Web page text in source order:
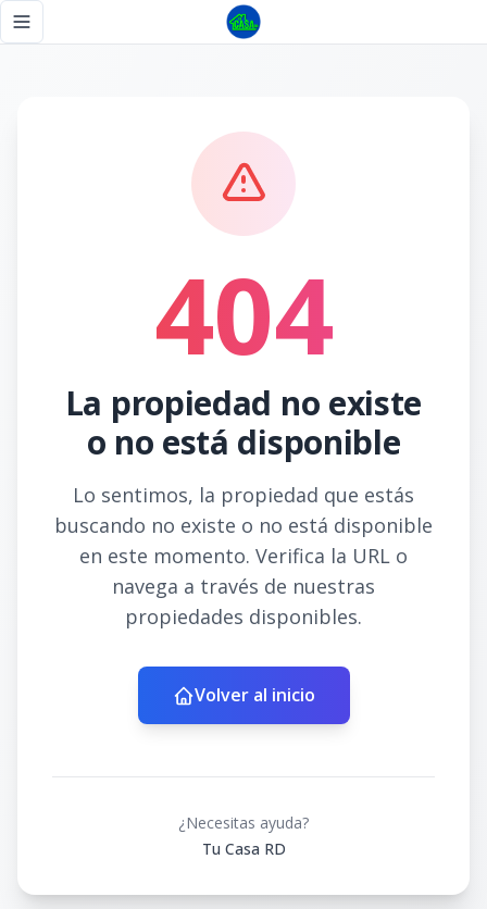
Toggle navigation menu
404
La propiedad no existe
o no está disponible
Lo sentimos, la propiedad que estás
buscando no existe o no está disponible
en este momento. Verifica la URL o
navega a través de nuestras
propiedades disponibles.
Volver al inicio
¿Necesitas ayuda?
Tu Casa RD
Página no encontrada - Tu Casa RD